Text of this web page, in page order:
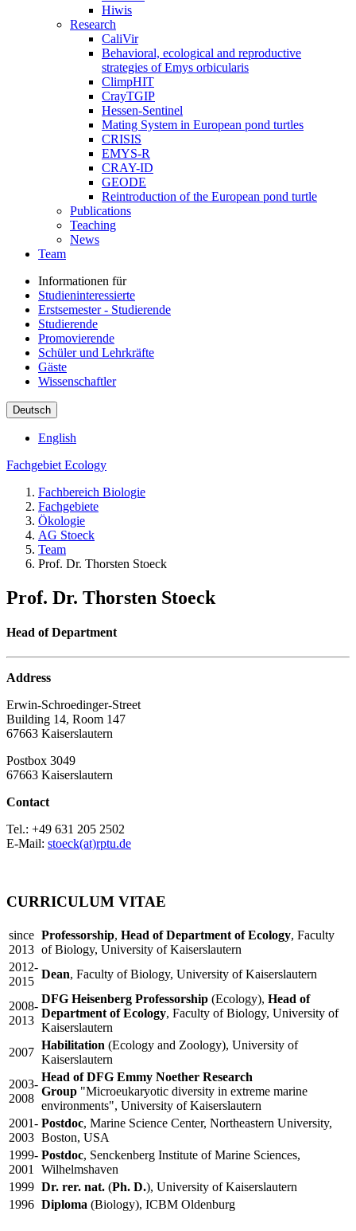
Hiwis
Research
CaliVir
Behavioral, ecological and reproductive
strategies of Emys orbicularis
ClimpHIT
CrayTGIP
Hessen-Sentinel
Mating System in European pond turtles
CRISIS
EMYS-R
CRAY-ID
GEODE
Reintroduction of the European pond turtle
Publications
Teaching
News
Team
Informationen für
Studieninteressierte
Erstsemester - Studierende
Studierende
Promovierende
Schüler und Lehrkräfte
Gäste
Wissenschaftler
Deutsch
English
Fachgebiet Ecology
Fachbereich Biologie
Fachgebiete
Ökologie
AG Stoeck
Team
Prof. Dr. Thorsten Stoeck
Prof. Dr. Thorsten Stoeck
Head of Department
Address
Erwin-Schroedinger-Street
Building 14, Room 147
67663 Kaiserslautern
Postbox 3049
67663 Kaiserslautern
Contact
Tel.: +49 631 205 2502
E-Mail: stoeck(at)rptu.de
CURRICULUM VITAE
since
2013
Professorship, Head of Department of Ecology, Faculty
of Biology, University of Kaiserslautern
2012-
2015
Dean, Faculty of Biology, University of Kaiserslautern
2008-
2013
DFG Heisenberg Professorship (Ecology), Head of
Department of Ecology, Faculty of Biology, University of
Kaiserslautern
2007
Habilitation (Ecology and Zoology), University of
Kaiserslautern
2003-
2008
Head of DFG Emmy Noether Research
Group "Microeukaryotic diversity in extreme marine
environments", University of Kaiserslautern
2001-
2003
Postdoc, Marine Science Center, Northeastern University,
Boston, USA
1999-
2001
Postdoc, Senckenberg Institute of Marine Sciences,
Wilhelmshaven
1999 Dr. rer. nat. (Ph. D.), University of Kaiserslautern
1996 Diploma (Biology), ICBM Oldenburg